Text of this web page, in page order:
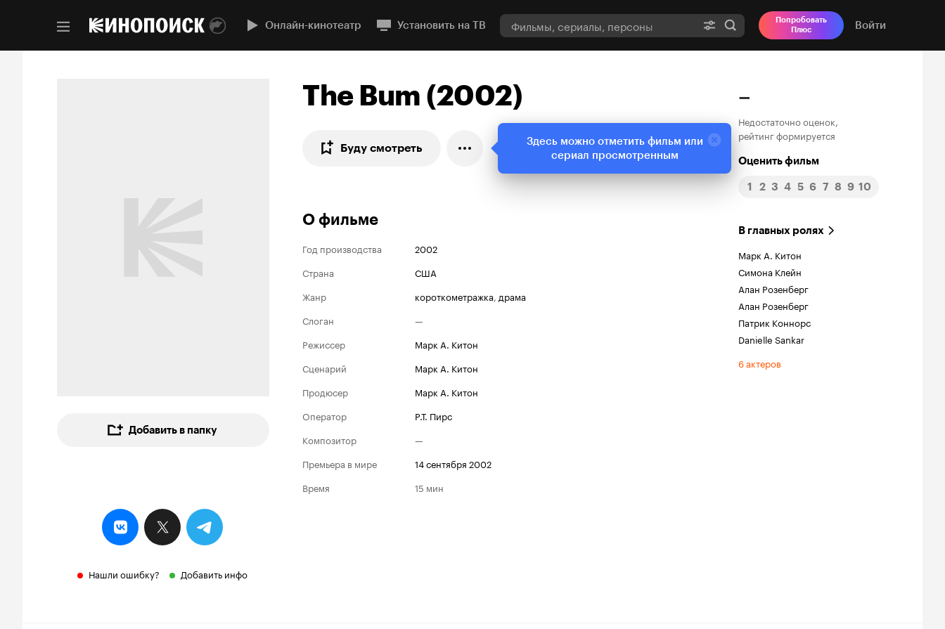
Онлайн-кинотеатр Установить на ТВ
Попробовать
Плюс
Войти
Добавить в папку
Нашли ошибку? Добавить инфо
The Bum (2002)
Буду смотреть
–
Недостаточно оценок,
рейтинг формируется
Оценить фильм
1 2 3 4 5 6 7 8 9 10
О фильме
Год производства
2002
Страна
США
Жанр
короткометражка, драма
Слоган
—
Режиссер
Марк А. Китон
Сценарий
Марк А. Китон
Продюсер
Марк А. Китон
Оператор
Р.Т. Пирс
Композитор
—
Премьера в мире
14 сентября 2002
Время
15 мин
В главных ролях
Марк А. Китон
Симона Клейн
Алан Розенберг
Алан Розенберг
Патрик Коннорс
Danielle Sankar
6 актеров
Здесь можно отметить фильм или
сериал просмотренным